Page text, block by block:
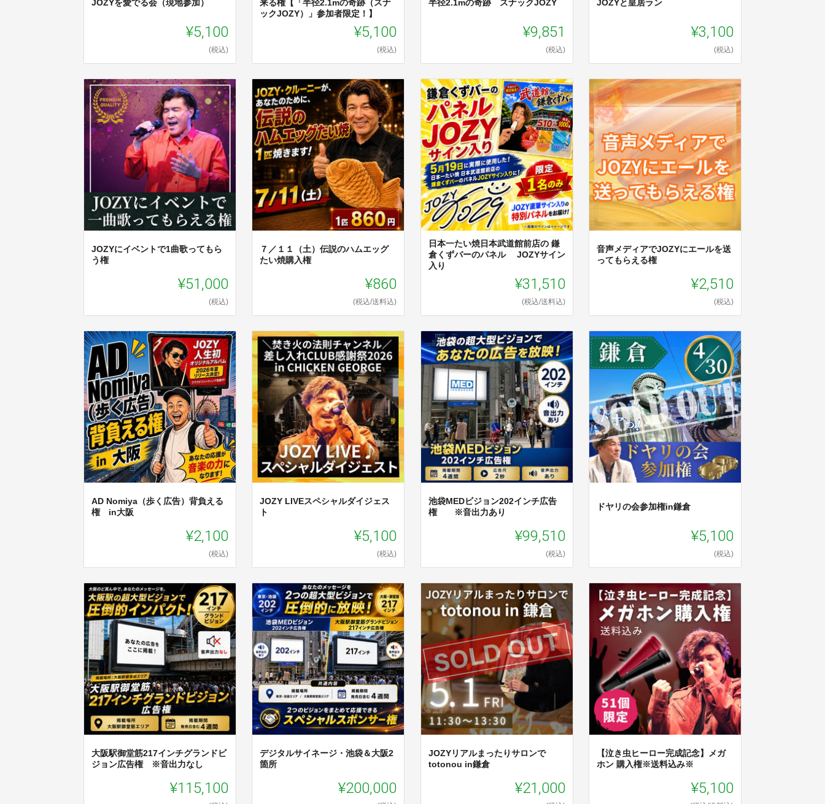
JOZYを愛でる会（現地参加）
¥5,100
(税込)
来る権【「半径2.1mの奇跡（スナ
ックJOZY）」参加者限定！】
¥5,100
(税込)
半径2.1mの奇跡 スナックJOZY
¥9,851
(税込)
JOZYと皇居ラン
¥3,100
(税込)
JOZYにイベントで1曲歌ってもら
う権
¥51,000
(税込)
７／１１（土）伝説のハムエッグ
たい焼購入権
¥860
(税込/送料込)
日本一たい焼日本武道館前店の 鎌
倉くずバーのパネル JOZYサイン
入り
¥31,510
(税込/送料込)
音声メディアでJOZYにエールを送
ってもらえる権
¥2,510
(税込)
AD Nomiya（歩く広告）背負える
権 in大阪
¥2,100
(税込)
JOZY LIVEスペシャルダイジェス
ト
¥5,100
(税込)
池袋MEDビジョン202インチ広告
権 ※音出力あり
¥99,510
(税込)
ドヤリの会参加権in鎌倉
¥5,100
(税込)
大阪駅御堂筋217インチグランドビ
ジョン広告権 ※音出力なし
¥115,100
デジタルサイネージ・池袋＆大阪2
箇所
¥200,000
JOZYリアルまったりサロンで
totonou in鎌倉
¥21,000
【泣き虫ヒーロー完成記念】メガ
ホン 購入権※送料込み※
¥5,100